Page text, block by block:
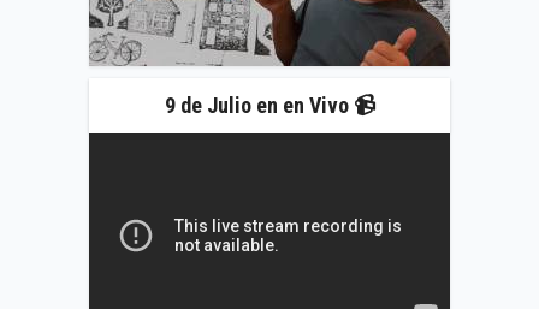
9 de Julio en en Vivo 📹